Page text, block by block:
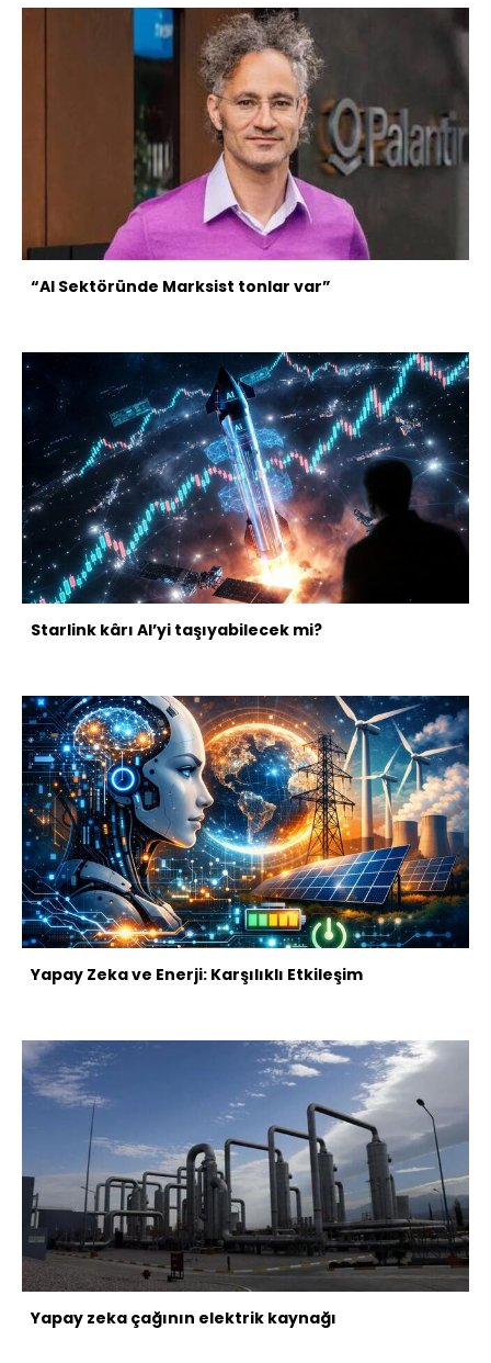
“AI Sektöründe Marksist tonlar var”
Starlink kârı AI’yi taşıyabilecek mi?
Yapay Zeka ve Enerji: Karşılıklı Etkileşim
Yapay zeka çağının elektrik kaynağı